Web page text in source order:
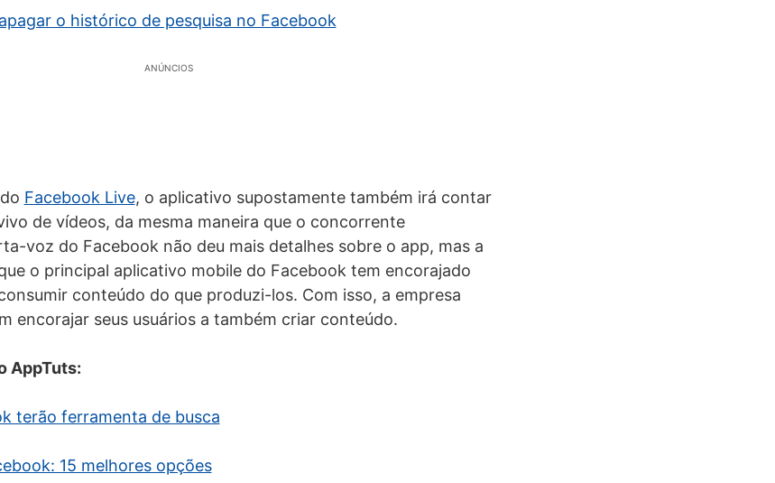
o histórico de pesquisa no Facebook
ANÚNCIOS
Facebook Live, o aplicativo supostamente também irá contar
de vídeos, da mesma maneira que o concorrente
voz do Facebook não deu mais detalhes sobre o app, mas a
o principal aplicativo mobile do Facebook tem encorajado
conteúdo do que produzi-los. Com isso, a empresa
encorajar seus usuários a também criar conteúdo.
AppTuts:
terão ferramenta de busca
15 melhores opções